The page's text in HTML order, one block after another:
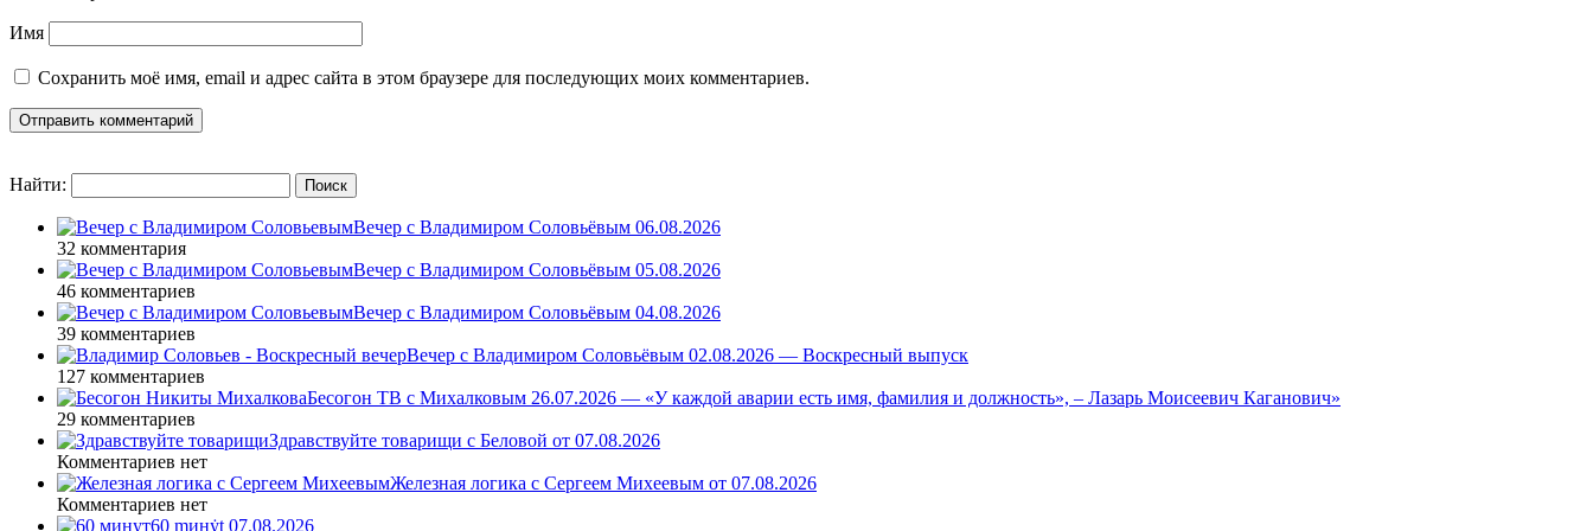
Имя
Сохранить моё имя, email и адрес сайта в этом браузере для последующих моих комментариев.
Найти:
Вечер с Владимиром Соловьёвым 06.08.2026
32 комментария
Вечер с Владимиром Соловьёвым 05.08.2026
46 комментариев
Вечер с Владимиром Соловьёвым 04.08.2026
39 комментариев
Вечер с Владимиром Соловьёвым 02.08.2026 — Воскресный выпуск
127 комментариев
Бесогон ТВ с Михалковым 26.07.2026 — «У каждой аварии есть имя, фамилия и должность», – Лазарь Моисеевич Каганович»
29 комментариев
Здравствуйте товарищи с Беловой от 07.08.2026
Комментариев нет
Железная логика с Сергеем Михеевым от 07.08.2026
Комментариев нет
60 ṃинẏƫ 07.08.2026